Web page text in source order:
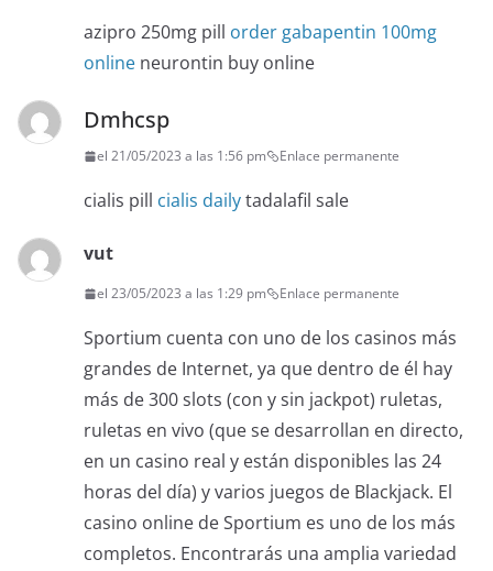
azipro 250mg pill order gabapentin 100mg
online neurontin buy online
Dmhcsp
el 21/05/2023 a las 1:56 pm Enlace permanente
cialis pill cialis dailytadalafil sale
vut
el 23/05/2023 a las 1:29 pm Enlace permanente
Sportium cuenta con uno de los casinos más
grandes de Internet, ya que dentro de él hay
más de 300 slots (con y sin jackpot) ruletas,
ruletas en vivo (que se desarrollan en directo,
en un casino real y están disponibles las 24
horas del día) y varios juegos de Blackjack. El
casino online de Sportium es uno de los más
completos. Encontrarás una amplia variedad